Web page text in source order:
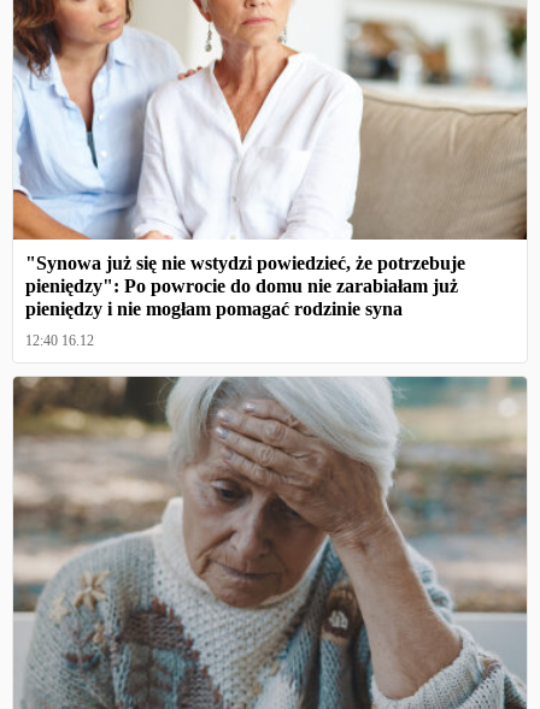
"Synowa już się nie wstydzi powiedzieć, że potrzebuje
pieniędzy": Po powrocie do domu nie zarabiałam już
pieniędzy i nie mogłam pomagać rodzinie syna
12:40 16.12